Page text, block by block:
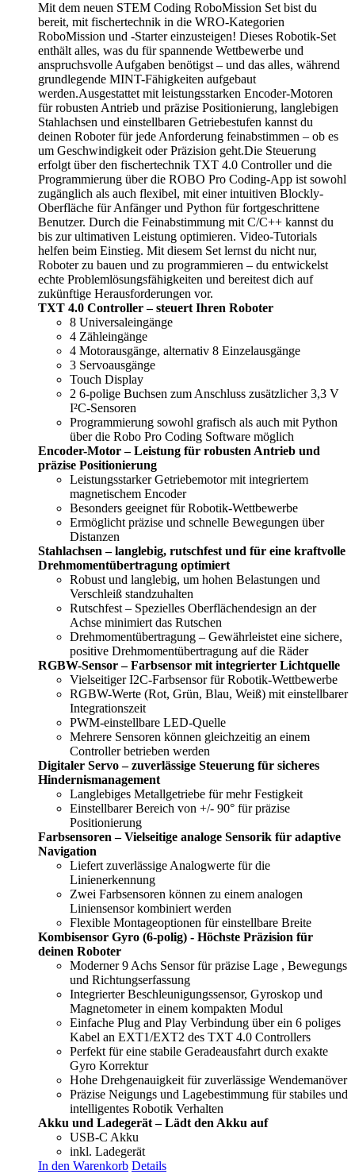
Mit dem neuen STEM Coding RoboMission Set bist du
bereit, mit fischertechnik in die WRO-Kategorien
RoboMission und -Starter einzusteigen! Dieses Robotik-Set
enthält alles, was du für spannende Wettbewerbe und
anspruchsvolle Aufgaben benötigst – und das alles, während
grundlegende MINT-Fähigkeiten aufgebaut
werden.Ausgestattet mit leistungsstarken Encoder-Motoren
für robusten Antrieb und präzise Positionierung, langlebigen
Stahlachsen und einstellbaren Getriebestufen kannst du
deinen Roboter für jede Anforderung feinabstimmen – ob es
um Geschwindigkeit oder Präzision geht.Die Steuerung
erfolgt über den fischertechnik TXT 4.0 Controller und die
Programmierung über die ROBO Pro Coding-App ist sowohl
zugänglich als auch flexibel, mit einer intuitiven Blockly-
Oberfläche für Anfänger und Python für fortgeschrittene
Benutzer. Durch die Feinabstimmung mit C/C++ kannst du
bis zur ultimativen Leistung optimieren. Video-Tutorials
helfen beim Einstieg. Mit diesem Set lernst du nicht nur,
Roboter zu bauen und zu programmieren – du entwickelst
echte Problemlösungsfähigkeiten und bereitest dich auf
zukünftige Herausforderungen vor.
TXT 4.0 Controller – steuert Ihren Roboter
8 Universaleingänge
4 Zähleingänge
4 Motorausgänge, alternativ 8 Einzelausgänge
3 Servoausgänge
Touch Display
2 6-polige Buchsen zum Anschluss zusätzlicher 3,3 V
I²C-Sensoren
Programmierung sowohl grafisch als auch mit Python
über die Robo Pro Coding Software möglich
Encoder-Motor – Leistung für robusten Antrieb und
präzise Positionierung
Leistungsstarker Getriebemotor mit integriertem
magnetischem Encoder
Besonders geeignet für Robotik-Wettbewerbe
Ermöglicht präzise und schnelle Bewegungen über
Distanzen
Stahlachsen – langlebig, rutschfest und für eine kraftvolle
Drehmomentübertragung optimiert
Robust und langlebig, um hohen Belastungen und
Verschleiß standzuhalten
Rutschfest – Spezielles Oberflächendesign an der
Achse minimiert das Rutschen
Drehmomentübertragung – Gewährleistet eine sichere,
positive Drehmomentübertragung auf die Räder
RGBW-Sensor – Farbsensor mit integrierter Lichtquelle
Vielseitiger I2C-Farbsensor für Robotik-Wettbewerbe
RGBW-Werte (Rot, Grün, Blau, Weiß) mit einstellbarer
Integrationszeit
PWM-einstellbare LED-Quelle
Mehrere Sensoren können gleichzeitig an einem
Controller betrieben werden
Digitaler Servo – zuverlässige Steuerung für sicheres
Hindernismanagement
Langlebiges Metallgetriebe für mehr Festigkeit
Einstellbarer Bereich von +/- 90° für präzise
Positionierung
Farbsensoren – Vielseitige analoge Sensorik für adaptive
Navigation
Liefert zuverlässige Analogwerte für die
Linienerkennung
Zwei Farbsensoren können zu einem analogen
Liniensensor kombiniert werden
Flexible Montageoptionen für einstellbare Breite
Kombisensor Gyro (6-polig) - Höchste Präzision für
deinen Roboter
Moderner 9 Achs Sensor für präzise Lage , Bewegungs
und Richtungserfassung
Integrierter Beschleunigungssensor, Gyroskop und
Magnetometer in einem kompakten Modul
Einfache Plug and Play Verbindung über ein 6 poliges
Kabel an EXT1/EXT2 des TXT 4.0 Controllers
Perfekt für eine stabile Geradeausfahrt durch exakte
Gyro Korrektur
Hohe Drehgenauigkeit für zuverlässige Wendemanöver
Präzise Neigungs und Lagebestimmung für stabiles und
intelligentes Robotik Verhalten
Akku und Ladegerät – Lädt den Akku auf
USB-C Akku
inkl. Ladegerät
In den Warenkorb Details